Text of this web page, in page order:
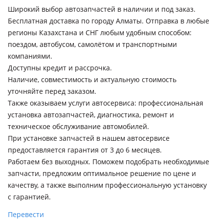
1982 - 1994 E30, 1990 - 2000 E36, 1998 - 2003 E46, 2001 - 2006
E46 рестайлинг, 2008 - 2013 E90/E91/E92/E93 рестайлинг,
2011 - 2016 F30/F31/F34 (F30/F80), 2015 - 2019 F30/F31/F34
рестайлинг
BMW 318
1982 - 1994 E30, 1990 - 2000 E36, 1998 - 2003 E46, 2001 - 2006
E46 рестайлинг, 2004 - 2010 E90/E91/E92/E93, 2008 - 2013
E90/E91/E92/E93 рестайлинг, 2011 - 2016 F30/F31/F34
(F30/F80), 2015 - 2019 F30/F31/F34 рестайлинг
BMW 320
1982 - 1994 E30, 1990 - 2000 E36, 1998 - 2003 E46, 2004 - 2010
E90/E91/E92/E93, 2011 - 2016 F30/F31/F34 (F30/F80), 2008 -
2013 E90/E91/E92/E93 рестайлинг, 2015 - 2019 F30/F31/F34
рестайлинг, 2018 - н.в. G20 (G20/G80)
BMW 323
1990 - 2000 E36, 1998 - 2003 E46
BMW 325
Широкий выбор автозапчастей в наличии и под заказ.
Бесплатная доставка по городу Алматы. Отправка в любые
регионы Казахстана и СНГ любым удобным способом:
поездом, автобусом, самолётом и транспортными
компаниями.
Доступны кредит и рассрочка.
Наличие, совместимость и актуальную стоимость
уточняйте перед заказом.
Также оказываем услуги автосервиса: профессиональная
установка автозапчастей, диагностика, ремонт и
техническое обслуживание автомобилей.
При установке запчастей в нашем автосервисе
предоставляется гарантия от 3 до 6 месяцев.
Работаем без выходных. Поможем подобрать необходимые
запчасти, предложим оптимальное решение по цене и
качеству, а также выполним профессиональную установку
с гарантией.
Перевести